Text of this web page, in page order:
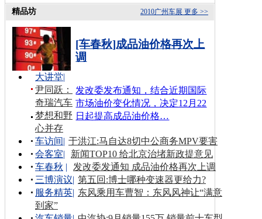
更多 >>
2010广州车展
精品坊
[车春秋]成品油价格再次上
调
发改委发布通知，结合近期国际
市场油价变化情况，决定12月22
日起提高成品油价格…
大讲堂|
尹同跃：
奇瑞汽车
梦想和野
心并存
车访间| 于洪江:马自达8切中公商务MPV要害
会客室|
新闻TOP10 给北京治堵新政提意见
车春秋 |
发改委发通知 成品油价格再次上调
三博演议| 第五回:博士哪种变速器更给力?
服务精英| 东风乘用车曹智：东风风神让“满意
到家”